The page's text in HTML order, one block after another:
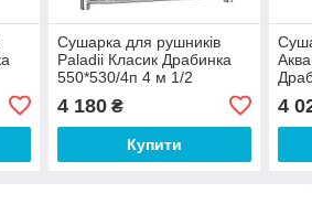
Сушарка для рушників
Paladii Класик Драбинка
550*530/4п 4 м 1/2
4 180₴
Купити
4